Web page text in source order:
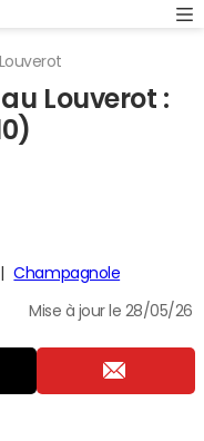
Louverot
Louverot :
Champagnole
Mise à jour le 28/05/26